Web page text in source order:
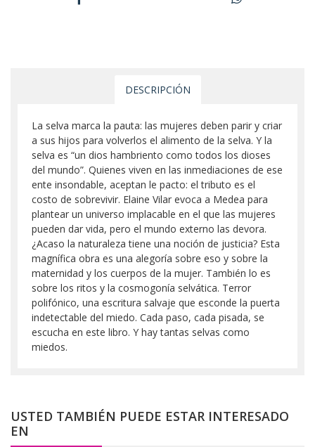
DESCRIPCIÓN
La selva marca la pauta: las mujeres deben parir y criar
a sus hijos para volverlos el alimento de la selva. Y la
selva es “un dios hambriento como todos los dioses
del mundo”. Quienes viven en las inmediaciones de ese
ente insondable, aceptan le pacto: el tributo es el
costo de sobrevivir. Elaine Vilar evoca a Medea para
plantear un universo implacable en el que las mujeres
pueden dar vida, pero el mundo externo las devora.
¿Acaso la naturaleza tiene una noción de justicia? Esta
magnífica obra es una alegoría sobre eso y sobre la
maternidad y los cuerpos de la mujer. También lo es
sobre los ritos y la cosmogonía selvática. Terror
polifónico, una escritura salvaje que esconde la puerta
indetectable del miedo. Cada paso, cada pisada, se
escucha en este libro. Y hay tantas selvas como
miedos.
USTED TAMBIÉN PUEDE ESTAR INTERESADO
EN